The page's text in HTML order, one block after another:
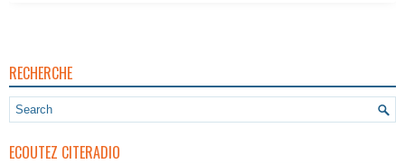
RECHERCHE
ECOUTEZ CITERADIO